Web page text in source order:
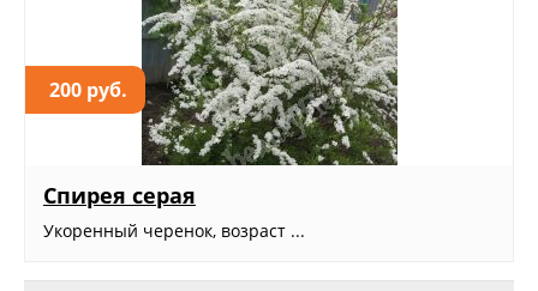
200 руб.
Спирея серая
Укоренный черенок, возраст ...